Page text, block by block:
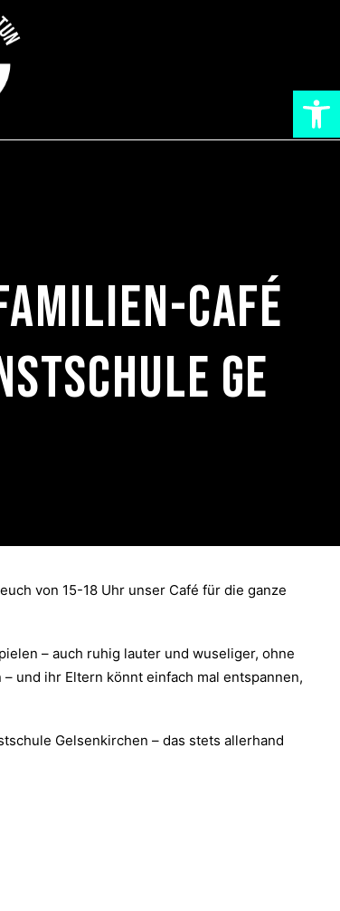
Familien-Café
GE
von 15-18 Uhr unser Café für die ganze
– auch ruhig lauter und wuseliger, ohne
und ihr Eltern könnt einfach mal entspannen,
Gelsenkirchen – das stets allerhand